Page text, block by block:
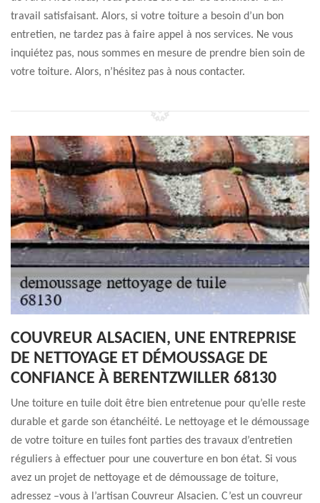
travail satisfaisant. Alors, si votre toiture a besoin d’un bon
entretien, ne tardez pas à faire appel à nos services. Ne vous
inquiétez pas, nous sommes en mesure de prendre bien soin de
votre toiture. Alors, n’hésitez pas à nous contacter.
COUVREUR ALSACIEN, UNE ENTREPRISE
DE NETTOYAGE ET DÉMOUSSAGE DE
CONFIANCE À BERENTZWILLER 68130
Une toiture en tuile doit être bien entretenue pour qu’elle reste
durable et garde son étanchéité. Le nettoyage et le démoussage
de votre toiture en tuiles font parties des travaux d’entretien
réguliers à effectuer pour une couverture en bon état. Si vous
avez un projet de nettoyage et de démoussage de toiture,
adressez –vous à l’artisan Couvreur Alsacien. C’est un couvreur